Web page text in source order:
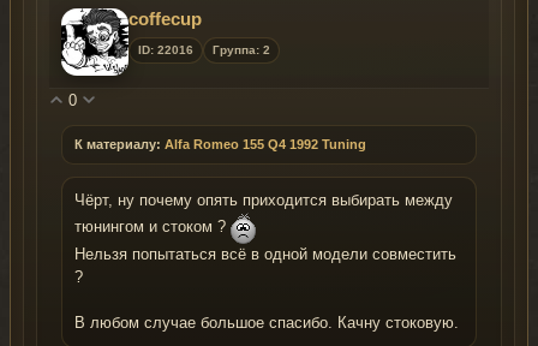
coffecup
ID: 22016 Группа: 2
0
К материалу: Alfa Romeo 155 Q4 1992 Tuning
Чёрт, ну почему опять приходится выбирать между
тюнингом и стоком ?
Нельзя попытаться всё в одной модели совместить
?
В любом случае большое спасибо. Качну стоковую.